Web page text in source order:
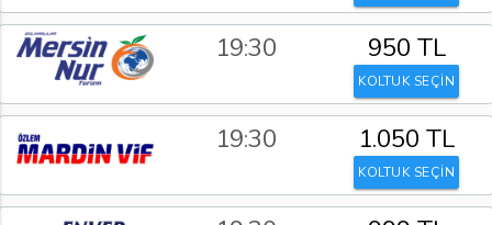
19:30 950 TL
KOLTUK SEÇİN
19:30 1.050 TL
KOLTUK SEÇİN